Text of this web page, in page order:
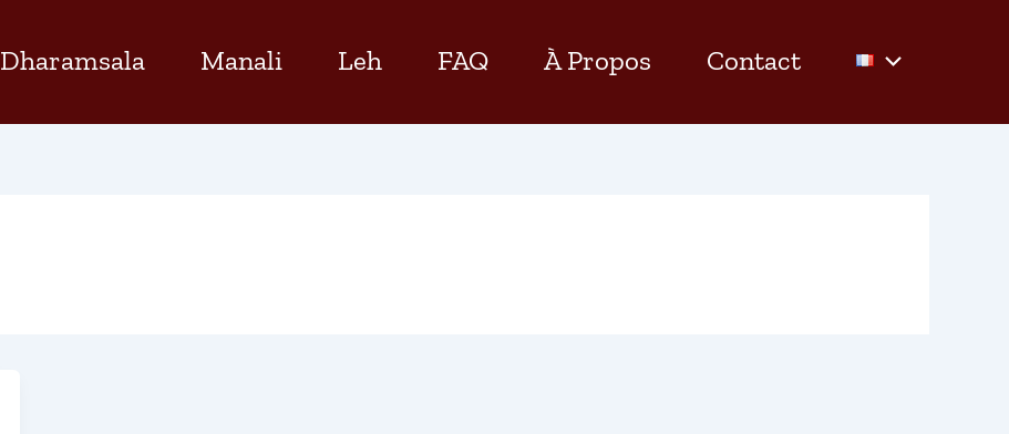
Dharamsala Manali Leh FAQ À Propos Contact